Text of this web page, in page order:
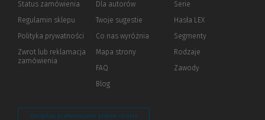
Status zamówienia
Regulamin sklepu
Polityka prywatności (Nowe
(Link
innej
Zwrot lub reklamacja
zamówienia
Dla autorów(Nowe
(Link
innej
strony)
Twoje sugestie
Co nas wyróżnia
Mapa strony
FAQ
Blog
Serie
Hasła LEX
Segmenty
Rodzaje
Zawody
Zarządzaj preferencjami plików cookie